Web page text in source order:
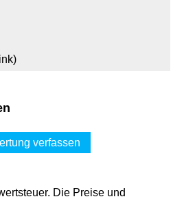
verfassen
Die Preise und